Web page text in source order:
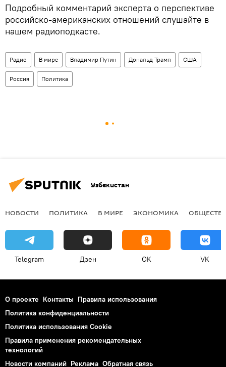
Подробный комментарий эксперта о перспективе
российско-американских отношений слушайте в
нашем радиоподкасте.
Радио В мире Владимир Путин Дональд Трамп США
Россия Политика
Узбекистан
НОВОСТИ ПОЛИТИКА В МИРЕ ЭКОНОМИКА
Telegram Дзен OK VK
О проекте Контакты Правила использования
Политика конфиденциальности
Политика использования Cookie
Правила применения рекомендательных
технологий
Новости компаний Реклама Обратная связь